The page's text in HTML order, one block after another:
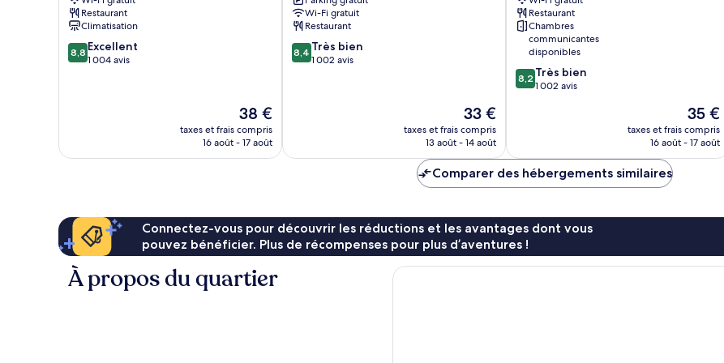
Restaurant
Climatisation
8.8
sur
8,8 Excellent
1 004 avis
Le
nouveau
prix
38 €
taxes et frais compris
16 août - 17 août
Wi-Fi gratuit
Restaurant
8.4
sur
8,4 Très bien
1 002 avis
Le
nouveau
prix
de
33 €
taxes et frais compris
13 août - 14 août
Restaurant
Chambres
communicantes
disponibles
8.2
sur
8,2 Très bien
1 002 avis
Le
nouveau
prix
35 €
taxes et frais compris
16 août - 17 août
Comparer des hébergements similaires
Connectez-vous pour découvrir les réductions et les avantages dont vous
pouvez bénéficier. Plus de récompenses pour plus d’aventures !
À propos du quartier